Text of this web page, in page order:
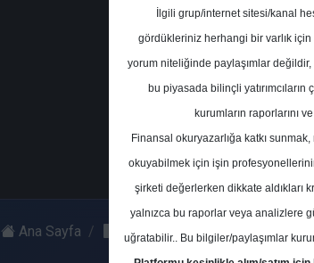
Ana Sayfa Alnus Yatırım AKBNK
İlgili grup/internet sitesi/kanal
gördükleriniz herhangi bir varlık
yorum niteliğinde paylaşımlar değildir,
bu piyasada bilinçli yatırımcıların
kurumların raporlarını
Finansal okuryazarlığa katkı sunmak,
okuyabilmek için işin
şirketi değerlerken dikkate aldıkları
yalnızca bu raporlar veya analizlere
uğratabilir.. Bu bilgiler/paylaşımlar